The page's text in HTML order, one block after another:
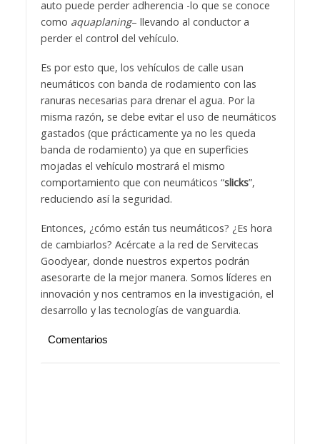
auto puede perder adherencia -lo que se conoce
como aquaplaning– llevando al conductor a
perder el control del vehículo.
Es por esto que, los vehículos de calle usan
neumáticos con banda de rodamiento con las
ranuras necesarias para drenar el agua. Por la
misma razón, se debe evitar el uso de neumáticos
gastados (que prácticamente ya no les queda
banda de rodamiento) ya que en superficies
mojadas el vehículo mostrará el mismo
comportamiento que con neumáticos “slicks”,
reduciendo así la seguridad.
Entonces, ¿cómo están tus neumáticos? ¿Es hora
de cambiarlos? Acércate a la red de Servitecas
Goodyear, donde nuestros expertos podrán
asesorarte de la mejor manera. Somos líderes en
innovación y nos centramos en la investigación, el
desarrollo y las tecnologías de vanguardia.
Comentarios